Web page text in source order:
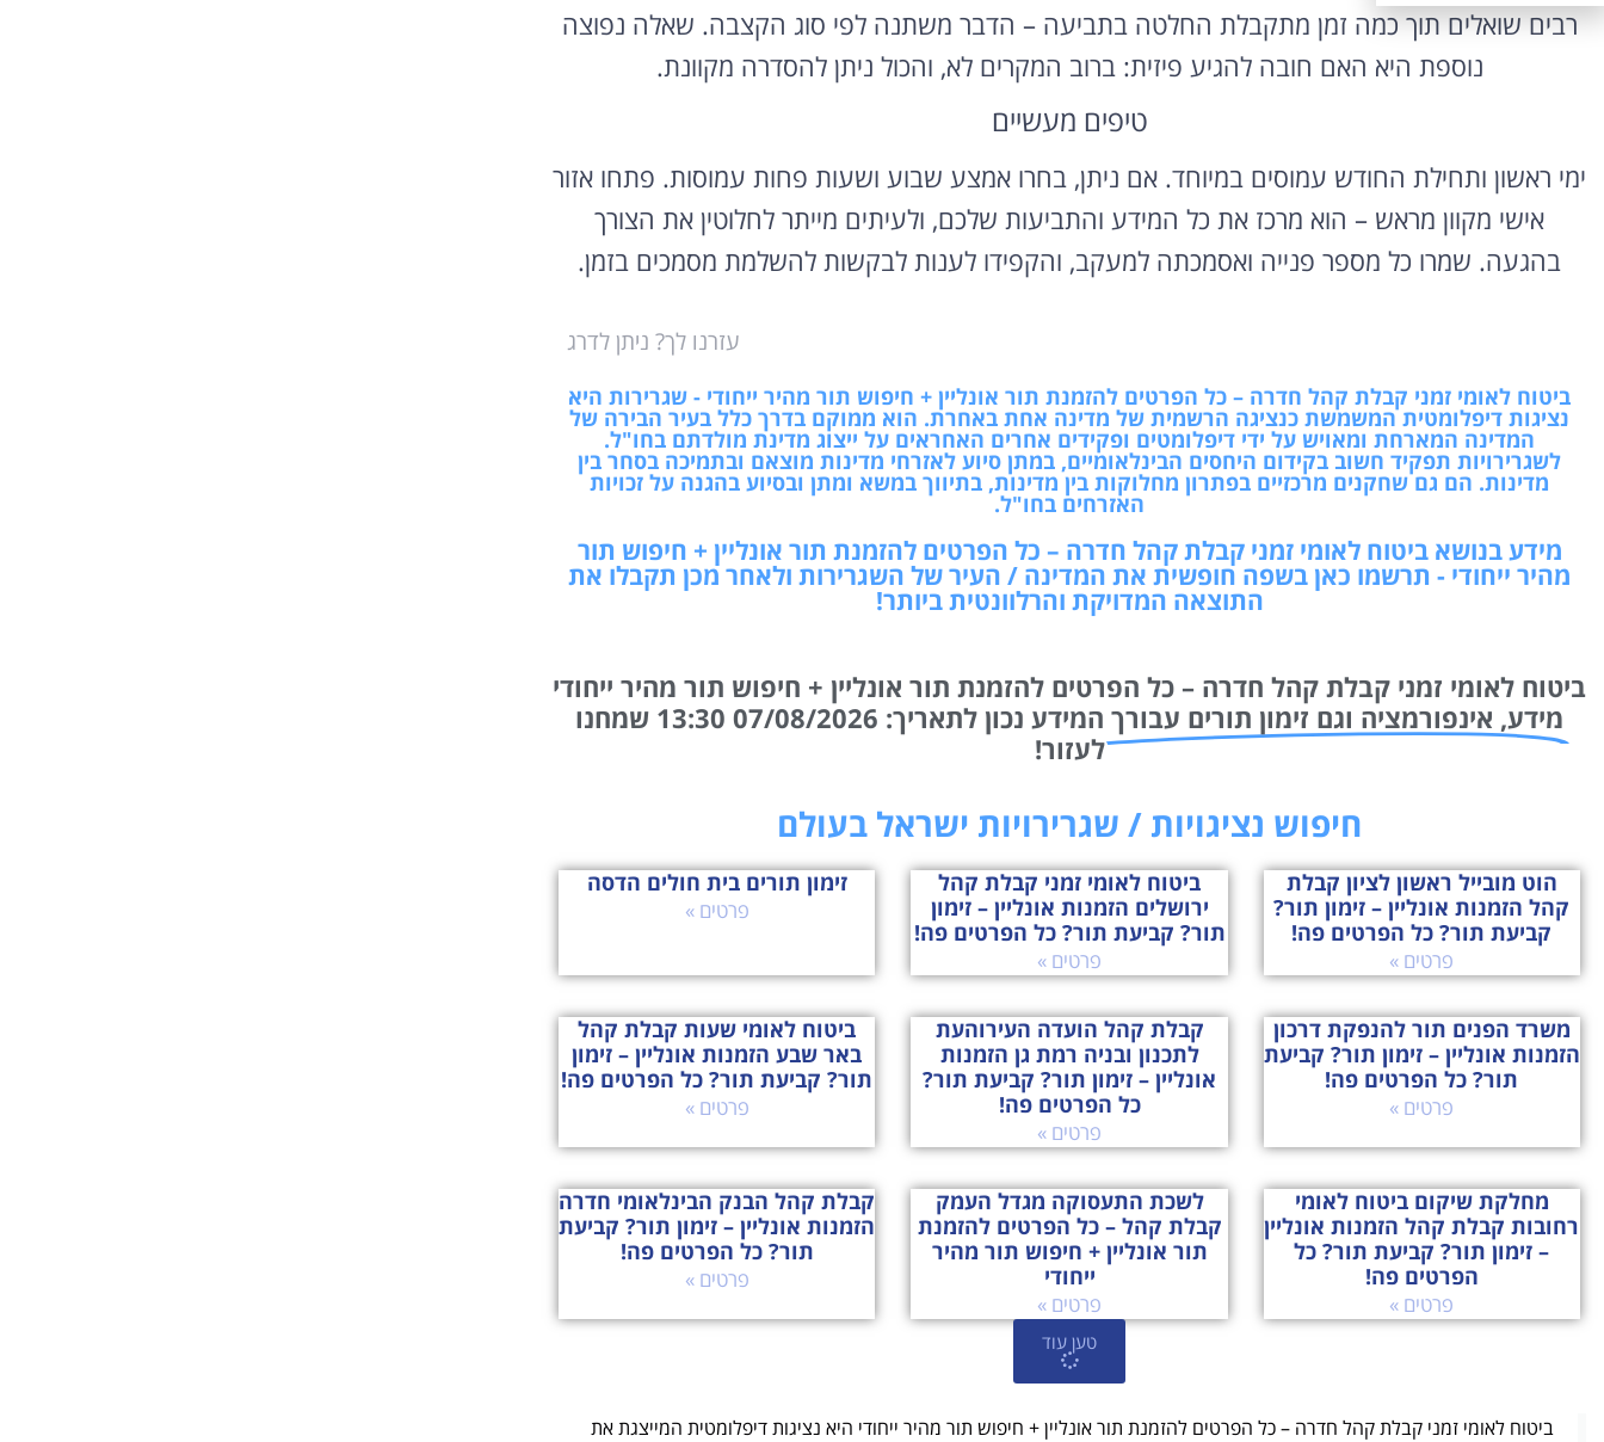
רבים שואלים תוך כמה זמן מתקבלת החלטה בתביעה – הדבר משתנה לפי סוג הקצבה. שאלה נפוצה
נוספת היא האם חובה להגיע פיזית: ברוב המקרים לא, והכול ניתן להסדרה מקוונת.
טיפים מעשיים
ימי ראשון ותחילת החודש עמוסים במיוחד. אם ניתן, בחרו אמצע שבוע ושעות פחות עמוסות. פתחו אזור
אישי מקוון מראש – הוא מרכז את כל המידע והתביעות שלכם, ולעיתים מייתר לחלוטין את הצורך
בהגעה. שמרו כל מספר פנייה ואסמכתה למעקב, והקפידו לענות לבקשות להשלמת מסמכים בזמן.
עזרנו לך? ניתן לדרג
ביטוח לאומי זמני קבלת קהל חדרה – כל הפרטים להזמנת תור אונליין + חיפוש תור מהיר ייחודי - שגרירות היא
נציגות דיפלומטית המשמשת כנציגה הרשמית של מדינה אחת באחרת. הוא ממוקם בדרך כלל בעיר הבירה של
המדינה המארחת ומאויש על ידי דיפלומטים ופקידים אחרים האחראים על ייצוג מדינת מולדתם בחו"ל.
לשגרירויות תפקיד חשוב בקידום היחסים הבינלאומיים, במתן סיוע לאזרחי מדינות מוצאם ובתמיכה בסחר בין
מדינות. הם גם שחקנים מרכזיים בפתרון מחלוקות בין מדינות, בתיווך במשא ומתן ובסיוע בהגנה על זכויות
האזרחים בחו"ל.
מידע בנושא ביטוח לאומי זמני קבלת קהל חדרה – כל הפרטים להזמנת תור אונליין + חיפוש תור
מהיר ייחודי - תרשמו כאן בשפה חופשית את המדינה / העיר של השגרירות ולאחר מכן תקבלו את
התוצאה המדויקת והרלוונטית ביותר!
ביטוח לאומי זמני קבלת קהל חדרה – כל הפרטים להזמנת תור אונליין + חיפוש תור מהיר ייחודי
מידע, אינפורמציה וגם זימון תורים עבורך
המידע נכון לתאריך: 07/08/2026 13:30 שמחנו
לעזור!
חיפוש נציגויות / שגרירויות ישראל בעולם
הוט מובייל ראשון לציון קבלת
קהל הזמנות אונליין – זימון תור?
קביעת תור? כל הפרטים פה!
פרטים »
ביטוח לאומי זמני קבלת קהל
ירושלים הזמנות אונליין – זימון
תור? קביעת תור? כל הפרטים פה!
פרטים »
זימון תורים בית חולים הדסה
פרטים »
משרד הפנים תור להנפקת דרכון
הזמנות אונליין – זימון תור? קביעת
תור? כל הפרטים פה!
פרטים »
קבלת קהל הועדה העירוהעת
לתכנון ובניה רמת גן הזמנות
אונליין – זימון תור? קביעת תור?
כל הפרטים פה!
פרטים »
ביטוח לאומי שעות קבלת קהל
באר שבע הזמנות אונליין – זימון
תור? קביעת תור? כל הפרטים פה!
פרטים »
מחלקת שיקום ביטוח לאומי
רחובות קבלת קהל הזמנות אונליין
– זימון תור? קביעת תור? כל
הפרטים פה!
פרטים »
לשכת התעסוקה מגדל העמק
קבלת קהל – כל הפרטים להזמנת
תור אונליין + חיפוש תור מהיר
ייחודי
פרטים »
קבלת קהל הבנק הבינלאומי חדרה
הזמנות אונליין – זימון תור? קביעת
תור? כל הפרטים פה!
פרטים »
טען עוד
ביטוח לאומי זמני קבלת קהל חדרה – כל הפרטים להזמנת תור אונליין + חיפוש תור מהיר ייחודי היא נציגות דיפלומטית המייצגת את